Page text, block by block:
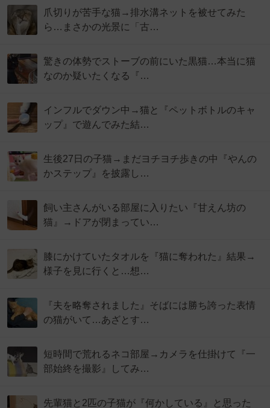
爪切りが苦手な猫→排水溝ネットを被せてみた
ら…まさかの光景に「古…
驚きの体勢でストーブの前にいた黒猫…本当に猫
なのか疑いたくなる『…
インフルでダウン中→猫と『ペットボトルのキャ
ップ』で遊んでみた結…
生後27日の子猫→まだヨチヨチ歩きの中『やんの
かステップ』を披露し…
飼い主さんがいる部屋に入りたい『甘えん坊の
猫』→ドアが閉まってい…
膝にかけていたタオルを『猫に奪われた』結果→
様子を見に行くと…想…
『夫を略奪されました』そばには勝ち誇った表情
の猫がいて…あざとす…
短時間で荒れるネコ部屋→カメラを仕掛けて『一
部始終を撮影』してみ…
先輩猫と2匹の子猫が『何かしている』と思った